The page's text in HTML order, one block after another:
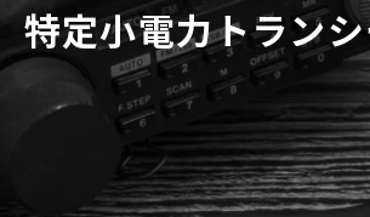
特定小電力トラン